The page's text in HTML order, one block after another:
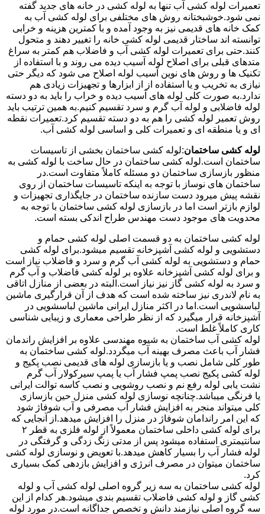
تعمیرات لوله کشی آب تنها به لوله کشی در خانه های جدید گفته
نمی شود.خوشبختانه روش های مختلفی برای لوله کشی آب به
کمک خانه های قدیمی نیز به وجود آمده و با کمترین هزینه و خرابی
توانسته اند ساختار قدیمی لوله کشی خانه را تغییر دهند و متحول
کنند.حتی برای تعمیرات لوله کشی آب و فاضلاب هم کمتر به سراغ
متدهای قبلی برای اصلاح لوله آسیب دیده می روند و با استفاده از
تکنیک ها و روش های نوین آسیب لوله اصلاح می شود که دیگر حتی
نیازی به تخریب و یا استفاده از از ابزارها و تجهیزات زیادی هم
ندارد.به صورت کلی لوله های آسیب دیده و خراب را باید به دو دسته
لوله فاضلابی و لوله آب گرم و سرد تقسیم کنیم.به همین ترتیب باید
روش تعمیر لوله کشی را هم به دو دسته تقسیم کرد.تعمیرات نقطه
ای و یا منطقه ای و تعمیرات کلی و اساسی لوله کشی آب.
لوله کشی ساختمان:لوله کشی ساختمان بخشی از تاسیسات
ساختمان است.لوله کشی ساختمان در حال ساخت با لوله کشی به
منظور بازسازی ساختمان دو مسئله کاملاً متفاوت است.در
ساختمان های نوساز با توجه به اینکه تاسیسات ساختمان از روی
نقشه پیش میرود دست سازنده ساختمان در جایگذاری تجهیزات و
لوازم بازتر است اما در بازسازی لوله کشی ساختمان با توجه به
محدویت های موجود دست مهندس طراح اندکی بسته است.
لوله کشی ساختمان به دو قسمت اصلی لوله کشی حمام و
دستشویی و لوله کشی آشپزخانه تقسیم میشود.برای لوله کشی
حمام و دستشویی به لوله کشی آب گرم و سرد و فاضلاب نیاز است
و برای لوله کشی آشپزخانه علاوه بر لوله کشی فاضلاب و آب گرم
و سرد به لوله کشی گاز نیز نیاز است.البته در بعضی از منازل اتاقی
به نام لاندری نیز ساخته شده است که هدف از آن قرارگیری ماشین
لباسشویی است.اما در اکثر منازل ایرانی ماشین لباسشویی در
آشپزخانه قرار میگیرد که از نظر طراحی معماری و زیبایی شناسی
کاری کاملاً غلط است.
لوله کشی آب ساختمان به شیوه مهندسی علاوه بر افزایش راندمان
فشار آب باعث مصرف بهینه آب میگردد.لوله کشی ساختمان به
طور کلی شامل نصب و یا بازسازی لوله های قدیمی نصب پکیج و
لوله کشی پکیج نصب پمپ فشار آب یا پمپ سیرکولار آب گرم
نشت یابی لوله رفع نم و نصب روشویی و نصب کاسه توالت ایرانی
یا فرنگی میباشد.چنانچه نوسازی لوله کشی منزل حین بازسازی
کلی میتواند منجر به افزایش فشار آب مصرفی و آب شوفاژ شود
که این امر راندامان شوفاژ در منزل را افزایش میدهد.از آنجایی که
برای لوله کشی داخلی ساختمان معمولاً از لوله فلزی به قطر ۲
سانتیمتری استفاده میشود پس از مدتی زنگ زدگی و گرفتگی در
لوله فشار آب را بسیار کاهش میدهد.با تعویض و نوسازی لوله کشی
ساختمان میتوان در مصرف انرژی و افزایش بازدهی کمک بسیاری
کرد.
لوله کشی ساختمان به سه زیر گروه اصلی لوله کشی آب و لوله
کشی گاز و لوله کشی فاضلاب تقسیم بندی میشود.هر کدام از این
سه گروه اصلی نیازمند دانش و تخصص جداگانه است.در مورد لوله